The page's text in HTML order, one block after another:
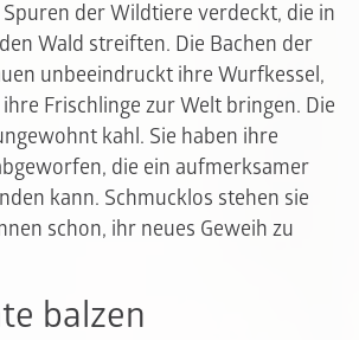
Spuren der Wildtiere verdeckt, die in
Wald streiften. Die Bachen der
unbeeindruckt ihre Wurfkessel,
Frischlinge zur Welt bringen. Die
kahl. Sie haben ihre
die ein aufmerksamer
kann. Schmucklos stehen sie
schon, ihr neues Geweih zu
balzen